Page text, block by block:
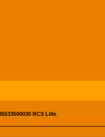
RCS Lille